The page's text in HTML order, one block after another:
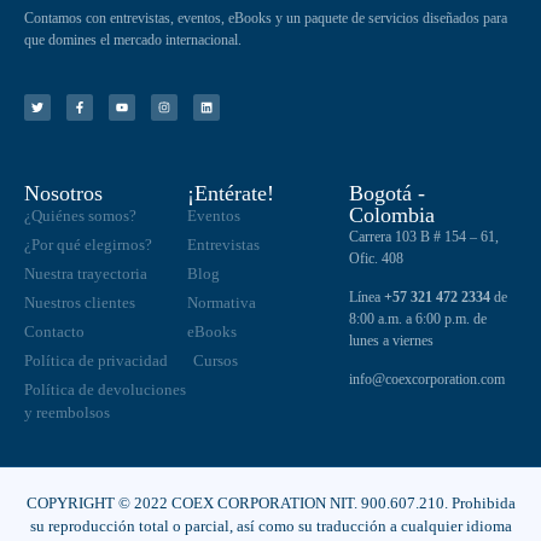
Contamos con entrevistas, eventos, eBooks y un paquete de servicios diseñados para
que domines el mercado internacional.
Nosotros
¿Quiénes somos?
¿Por qué elegirnos?
Nuestra trayectoria
Nuestros clientes
Contacto
Política de privacidad
Política de devoluciones
y reembolsos
¡Entérate!
Eventos
Entrevistas
Blog
Normativa
eBooks
Cursos
Bogotá -
Colombia
Carrera 103 B # 154 – 61,
Ofic. 408
Línea +57 321 472 2334de
8:00 a.m. a 6:00 p.m. de
lunes a viernes
info@coexcorporation.com
COPYRIGHT © 2022 COEX CORPORATION NIT. 900.607.210. Prohibida
su reproducción total o parcial, así como su traducción a cualquier idioma